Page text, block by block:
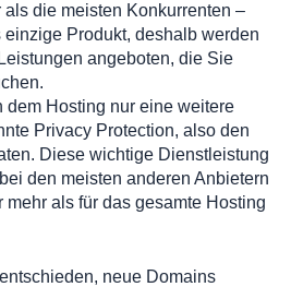
als die meisten Konkurrenten –
Produkt, deshalb werden
angeboten, die Sie
dem Hosting nur eine weitere
Privacy Protection, also den
Diese wichtige Dienstleistung
den meisten anderen Anbietern
als für das gesamte Hosting
neue Domains